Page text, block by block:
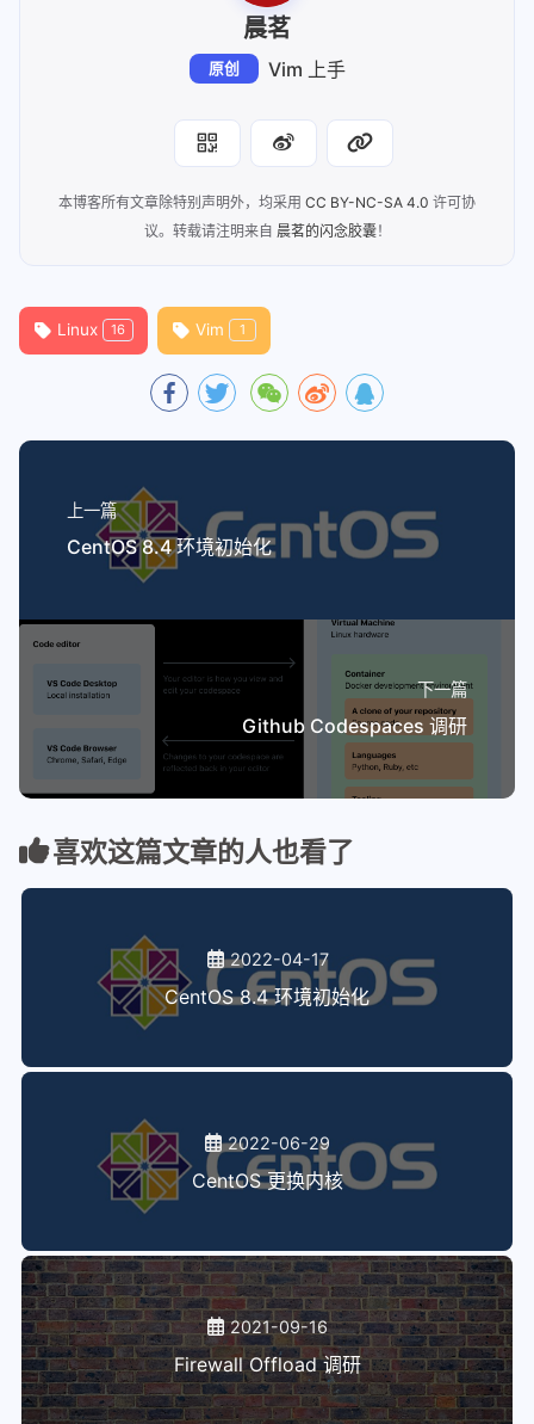
晨茗
原创 Vim 上手
本博客所有文章除特别声明外，均采用 CC BY-NC-SA 4.0 许可协
议。转载请注明来自 晨茗的闪念胶囊！
Linux 16 Vim 1
上一篇
CentOS 8.4 环境初始化
下一篇
Github Codespaces 调研
喜欢这篇文章的人也看了
2022-04-17
CentOS 8.4 环境初始化
2022-06-29
CentOS 更换内核
2021-09-16
Firewall Offload 调研